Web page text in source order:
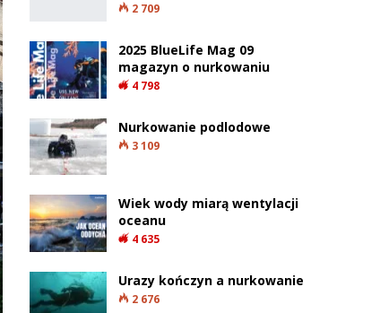
2 709
2025 BlueLife Mag 09
magazyn o nurkowaniu
4 798
Nurkowanie podlodowe
3 109
Wiek wody miarą wentylacji
oceanu
4 635
Urazy kończyn a nurkowanie
2 676